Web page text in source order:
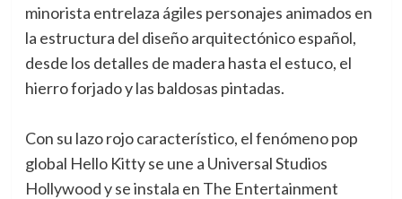
minorista entrelaza ágiles personajes animados en
la estructura del diseño arquitectónico español,
desde los detalles de madera hasta el estuco, el
hierro forjado y las baldosas pintadas.
Con su lazo rojo característico, el fenómeno pop
global Hello Kitty se une a Universal Studios
Hollywood y se instala en The Entertainment